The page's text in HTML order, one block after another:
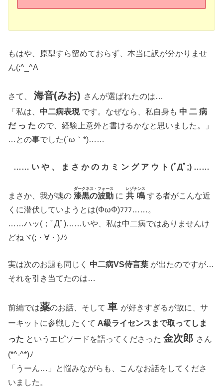
もはや、原型すら留めておらず、本当に訳が分かりませ
ん(;^_^A
さて、海音(みお) さんが選ばれたのは…
「私は、 中二病表現です。なぜなら、私自身も 中 二 病
だ っ た ので、経験上意外と書けるかなと思いました。」
…との事でした(´ω｀*)……
…… い や 、 ま さ か の カ ミ ン グ ア ウ ト (ﾟДﾟ;) ……
まさか、我が魂の漆黒の波動
ダークネス・フォース
に 共 鳴
レゾナンス
する者がこんな近
くに潜伏していようとは(ΦωΦ)ﾌﾌﾌ……。
……ハッ(；ﾟДﾟ)……いや、私は中二病ではありませんけ
どねヾ(;・∀・)ﾉｼ
実は次のお題も同じく 中二病VS侍言葉 が出たのですが…
それを引き当てたのは…
前編では薬のお話、そして車 が好きすぎるが故に、サ
ーキットに参戦したくて A級ライセンスまで取ってしま
った というエピソードを語ってくださった金次郎 さん
(*^-^*)ﾉ
「うーん…」と悩みながらも、こんなお話をしてくださ
いました。